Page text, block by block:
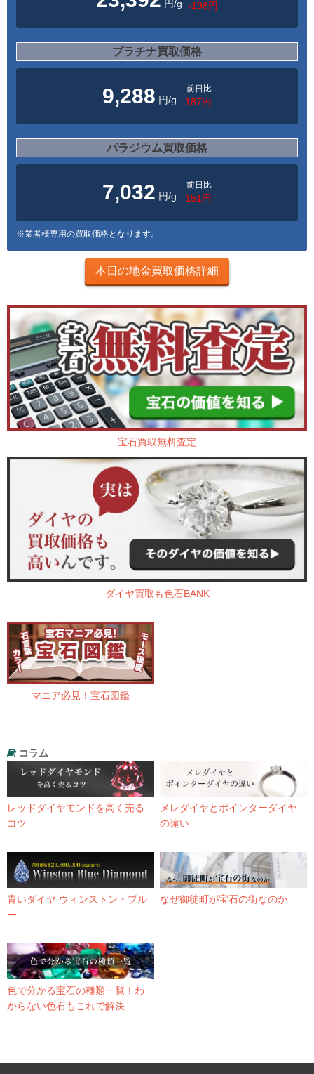
円/g -198円
プラチナ買取価格
9,288 円/g
前日比
-187円
パラジウム買取価格
7,032 円/g
前日比
-151円
※業者様専用の買取価格となります。
本日の地金買取価格詳細
宝石買取無料査定
ダイヤ買取も色石BANK
マニア必見！宝石図鑑
コラム
レッドダイヤモンドを高く売る
コツ
メレダイヤとポインターダイヤ
の違い
青いダイヤ ウィンストン・ブル
ー
なぜ御徒町が宝石の街なのか
色で分かる宝石の種類一覧！わ
からない色石もこれで解決